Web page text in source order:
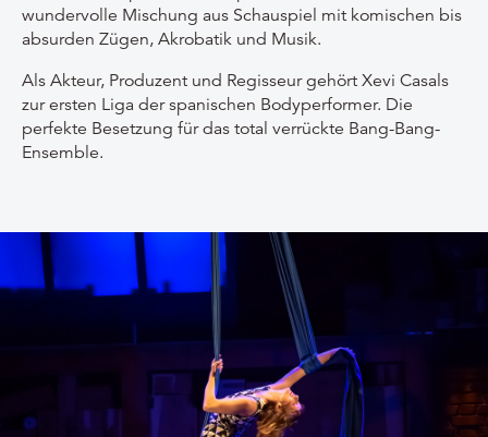
wundervolle Mischung aus Schauspiel mit komischen bis
absurden Zügen, Akrobatik und Musik.
Als Akteur, Produzent und Regisseur gehört Xevi Casals
zur ersten Liga der spanischen Bodyperformer. Die
perfekte Besetzung für das total verrückte Bang-Bang-
Ensemble.